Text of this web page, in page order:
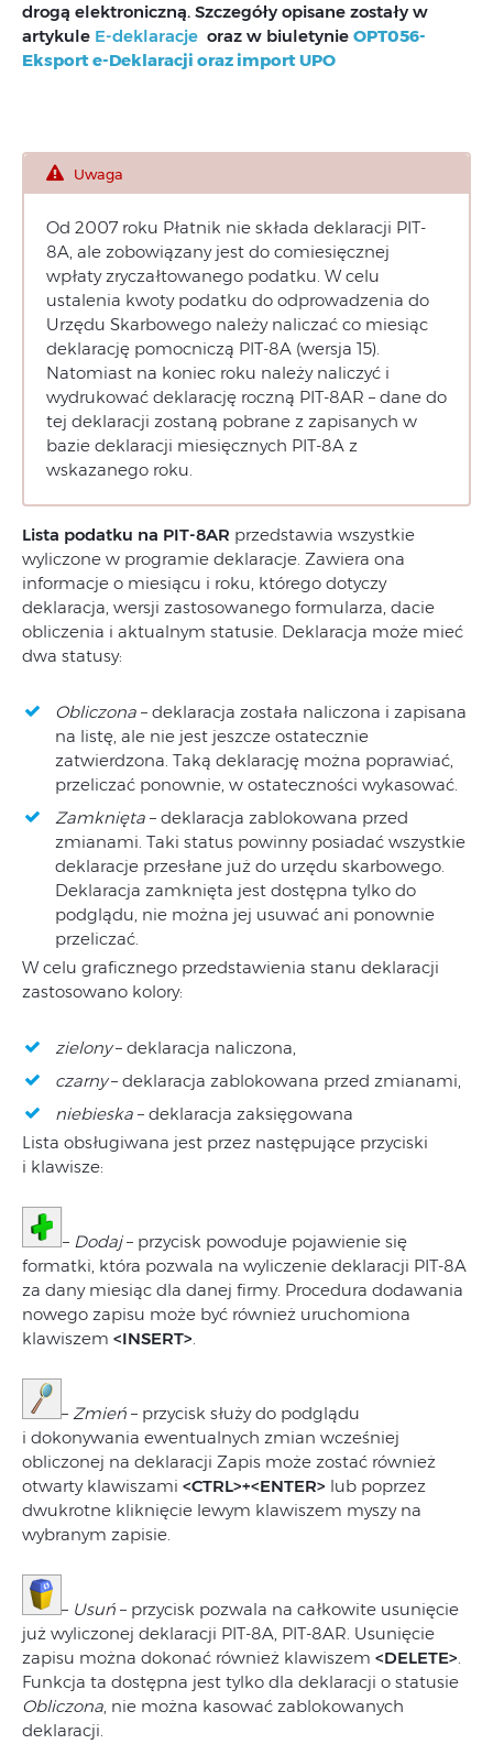
drogą elektroniczną. Szczegóły opisane zostały w
artykule E-deklaracje oraz w biuletynie OPT056-
Eksport e-Deklaracji oraz import UPO
Uwaga
Od 2007 roku Płatnik nie składa deklaracji PIT-
8A, ale zobowiązany jest do comiesięcznej
wpłaty zryczałtowanego podatku. W celu
ustalenia kwoty podatku do odprowadzenia do
Urzędu Skarbowego należy naliczać co miesiąc
deklarację pomocniczą PIT-8A (wersja 15).
Natomiast na koniec roku należy naliczyć i
wydrukować deklarację roczną PIT-8AR – dane do
tej deklaracji zostaną pobrane z zapisanych w
bazie deklaracji miesięcznych PIT-8A z
wskazanego roku.
Lista podatku na PIT-8AR przedstawia wszystkie
wyliczone w programie deklaracje. Zawiera ona
informacje o miesiącu i roku, którego dotyczy
deklaracja, wersji zastosowanego formularza, dacie
obliczenia i aktualnym statusie. Deklaracja może mieć
dwa statusy:
Obliczona – deklaracja została naliczona i zapisana
na listę, ale nie jest jeszcze ostatecznie
zatwierdzona. Taką deklarację można poprawiać,
przeliczać ponownie, w ostateczności wykasować.
Zamknięta – deklaracja zablokowana przed
zmianami. Taki status powinny posiadać wszystkie
deklaracje przesłane już do urzędu skarbowego.
Deklaracja zamknięta jest dostępna tylko do
podglądu, nie można jej usuwać ani ponownie
przeliczać.
W celu graficznego przedstawienia stanu deklaracji
zastosowano kolory:
zielony– deklaracja naliczona,
czarny– deklaracja zablokowana przed zmianami,
niebieska – deklaracja zaksięgowana
Lista obsługiwana jest przez następujące przyciski
i klawisze:
– Dodaj– przycisk powoduje pojawienie się
formatki, która pozwala na wyliczenie deklaracji PIT-8A
za dany miesiąc dla danej firmy. Procedura dodawania
nowego zapisu może być również uruchomiona
klawiszem <INSERT>.
– Zmień – przycisk służy do podglądu
i dokonywania ewentualnych zmian wcześniej
obliczonej na deklaracji Zapis może zostać również
otwarty klawiszami <CTRL>+<ENTER> lub poprzez
dwukrotne kliknięcie lewym klawiszem myszy na
wybranym zapisie.
– Usuń – przycisk pozwala na całkowite usunięcie
już wyliczonej deklaracji PIT-8A, PIT-8AR. Usunięcie
zapisu można dokonać również klawiszem <DELETE>.
Funkcja ta dostępna jest tylko dla deklaracji o statusie
Obliczona, nie można kasować zablokowanych
deklaracji.